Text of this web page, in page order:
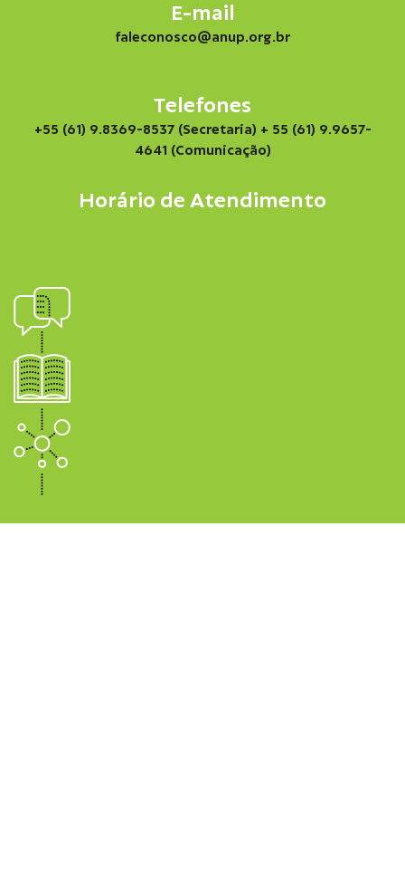
E-mail
faleconosco@anup.org.br
Telefones
+55 (61) 9.8369-8537 (Secretaria) + 55 (61) 9.9657-
4641 (Comunicação)
Horário de Atendimento